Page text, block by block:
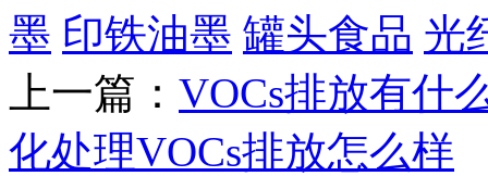
墨 印铁油墨 罐头食品 光
上一篇： VOCs排放有什
化处理VOCs排放怎么样